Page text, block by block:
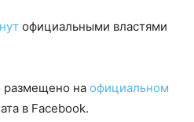
официальными властями
на официальном
в Facebook.